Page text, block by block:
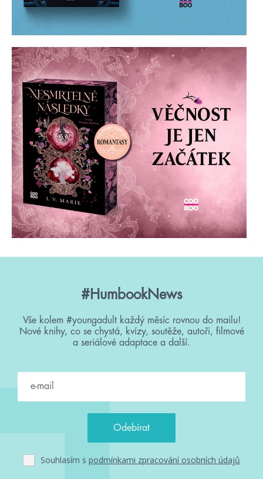
#HumbookNews
Vše kolem #youngadult každý měsíc rovnou do mailu!
Nové knihy, co se chystá, kvízy, soutěže, autoři, filmové
a seriálové adaptace a další.
Souhlasím s podmínkami zpracování osobních údajů